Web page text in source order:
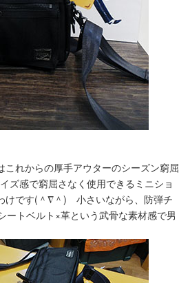
これからの厚手アウターのシーズン窮屈
感で窮屈さなく使用できるミニショ
けです(＾∇＾) 小さいながら、防弾チ
ートベルト×革という武骨な素材感で男